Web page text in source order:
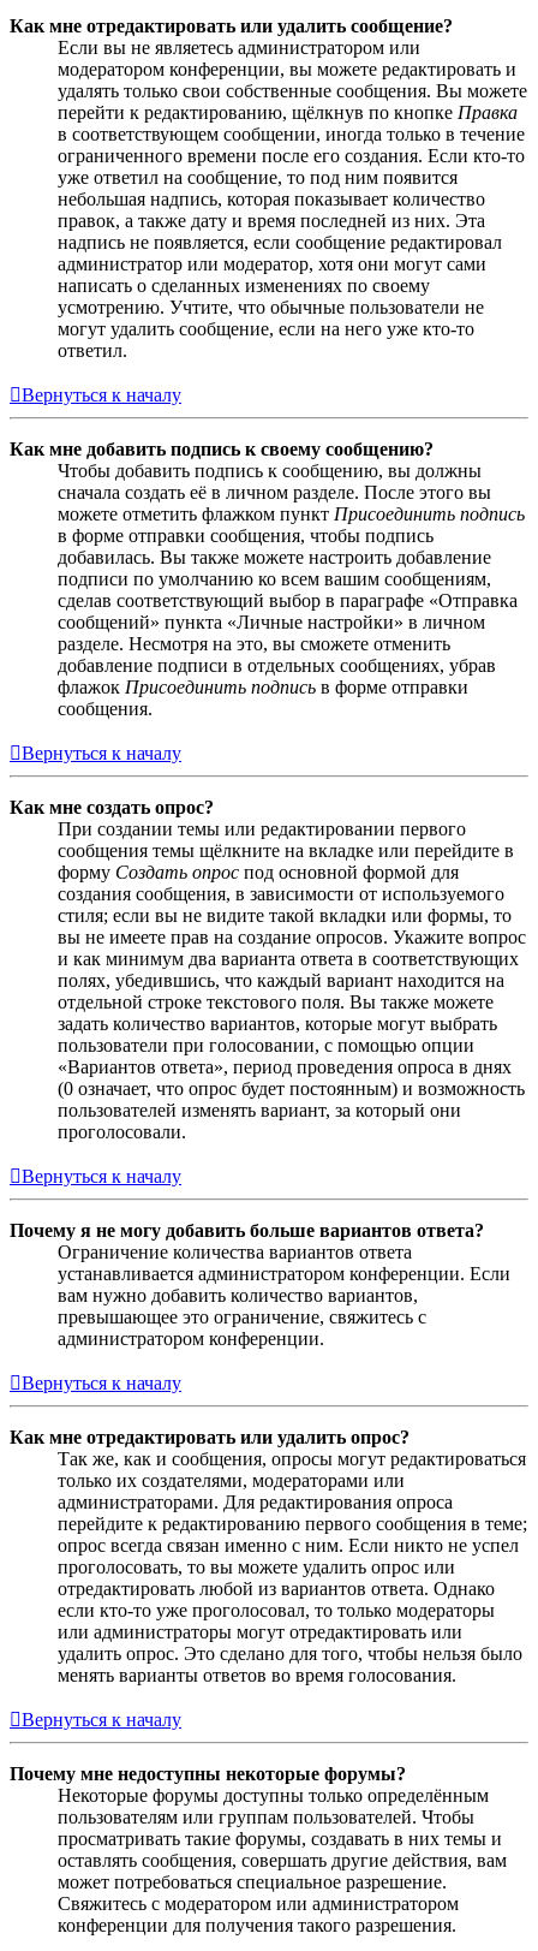
Как мне отредактировать или удалить сообщение?
Если вы не являетесь администратором или
модератором конференции, вы можете редактировать и
удалять только свои собственные сообщения. Вы можете
перейти к редактированию, щёлкнув по кнопке Правка
в соответствующем сообщении, иногда только в течение
ограниченного времени после его создания. Если кто-то
уже ответил на сообщение, то под ним появится
небольшая надпись, которая показывает количество
правок, а также дату и время последней из них. Эта
надпись не появляется, если сообщение редактировал
администратор или модератор, хотя они могут сами
написать о сделанных изменениях по своему
усмотрению. Учтите, что обычные пользователи не
могут удалить сообщение, если на него уже кто-то
ответил.
Вернуться к началу
Как мне добавить подпись к своему сообщению?
Чтобы добавить подпись к сообщению, вы должны
сначала создать её в личном разделе. После этого вы
можете отметить флажком пункт Присоединить подпись
в форме отправки сообщения, чтобы подпись
добавилась. Вы также можете настроить добавление
подписи по умолчанию ко всем вашим сообщениям,
сделав соответствующий выбор в параграфе «Отправка
сообщений» пункта «Личные настройки» в личном
разделе. Несмотря на это, вы сможете отменить
добавление подписи в отдельных сообщениях, убрав
флажок Присоединить подпись в форме отправки
сообщения.
Вернуться к началу
Как мне создать опрос?
При создании темы или редактировании первого
сообщения темы щёлкните на вкладке или перейдите в
форму Создать опрос под основной формой для
создания сообщения, в зависимости от используемого
стиля; если вы не видите такой вкладки или формы, то
вы не имеете прав на создание опросов. Укажите вопрос
и как минимум два варианта ответа в соответствующих
полях, убедившись, что каждый вариант находится на
отдельной строке текстового поля. Вы также можете
задать количество вариантов, которые могут выбрать
пользователи при голосовании, с помощью опции
«Вариантов ответа», период проведения опроса в днях
(0 означает, что опрос будет постоянным) и возможность
пользователей изменять вариант, за который они
проголосовали.
Вернуться к началу
Почему я не могу добавить больше вариантов ответа?
Ограничение количества вариантов ответа
устанавливается администратором конференции. Если
вам нужно добавить количество вариантов,
превышающее это ограничение, свяжитесь с
администратором конференции.
Вернуться к началу
Как мне отредактировать или удалить опрос?
Так же, как и сообщения, опросы могут редактироваться
только их создателями, модераторами или
администраторами. Для редактирования опроса
перейдите к редактированию первого сообщения в теме;
опрос всегда связан именно с ним. Если никто не успел
проголосовать, то вы можете удалить опрос или
отредактировать любой из вариантов ответа. Однако
если кто-то уже проголосовал, то только модераторы
или администраторы могут отредактировать или
удалить опрос. Это сделано для того, чтобы нельзя было
менять варианты ответов во время голосования.
Вернуться к началу
Почему мне недоступны некоторые форумы?
Некоторые форумы доступны только определённым
пользователям или группам пользователей. Чтобы
просматривать такие форумы, создавать в них темы и
оставлять сообщения, совершать другие действия, вам
может потребоваться специальное разрешение.
Свяжитесь с модератором или администратором
конференции для получения такого разрешения.